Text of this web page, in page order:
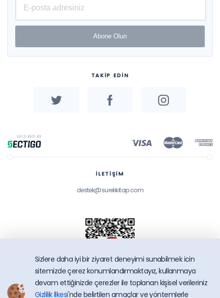
Abone Olun
TAKİP EDİN
İLETİŞİM
destek@surelikitap.com
Sizlere daha iyi bir ziyaret deneyimi sunabilmek icin
sitemizde çerez konumlandırmaktayız, kullanmaya
devam ettiğinizde çerezler ile toplanan kişisel verileriniz
Gizlilik İlkesi'nde belirtilen amaçlar ve yöntemlerle